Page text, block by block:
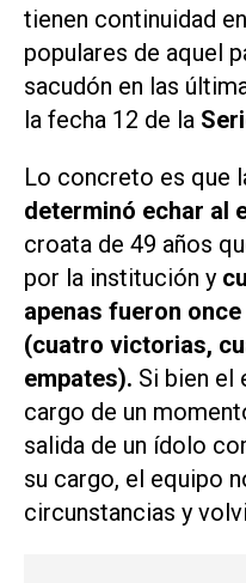
tienen continuidad
populares de aquel
sacudón en las
la fecha 12 de la
Lo concreto es que
determinó echar al
croata de 49 años
por la institución y
apenas fueron
(cuatro victorias,
empates). Si bien el
cargo de un
salida de un ídolo
su cargo, el equipo
circunstancias y